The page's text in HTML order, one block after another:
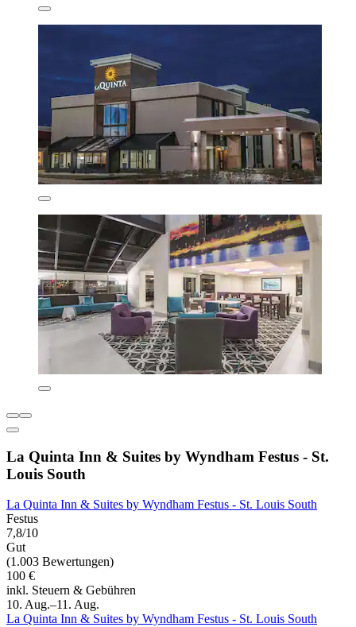
La Quinta Inn & Suites by Wyndham Festus - St.
Louis South
La Quinta Inn & Suites by Wyndham Festus - St. Louis South
Festus
7,8/10
Gut
(1.003 Bewertungen)
100 €
inkl. Steuern & Gebühren
10. Aug.–11. Aug.
La Quinta Inn & Suites by Wyndham Festus - St. Louis South